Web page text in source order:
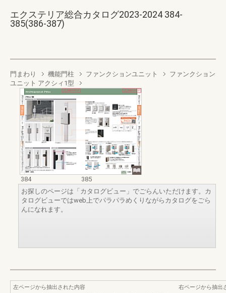
エクステリア総合カタログ2023-2024 384-
385(386-387)
門まわり 機能門柱 ファンクションユニット
ファンクション
ユニット アクシィ1型
384
385
お探しのページは「カタログビュー」でごらんいただけます。カ
タログビューではweb上でパラパラめくりながらカタログをごら
んになれます。
左ページから抽出された内容
右ページから抽出